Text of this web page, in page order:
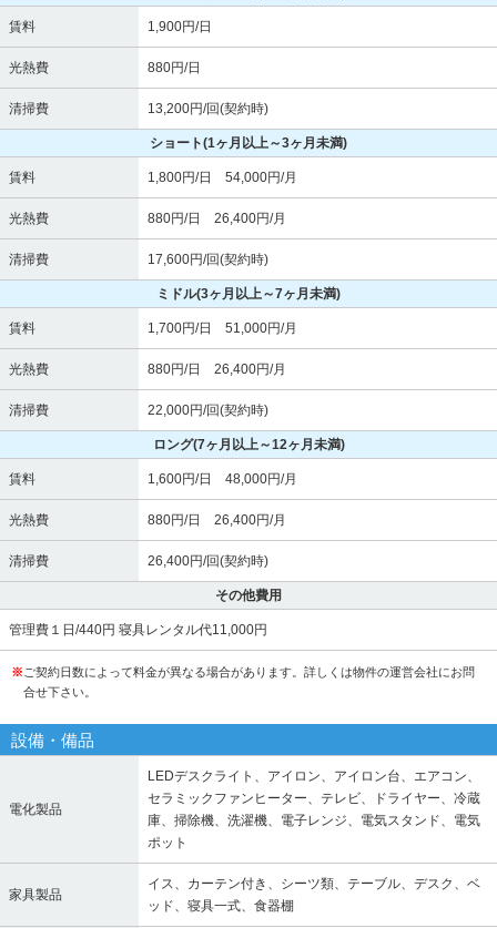
賃料 1,900円/日
光熱費 880円/日
清掃費 13,200円/回(契約時)
ショート(1ヶ月以上～3ヶ月未満)
賃料 1,800円/日 54,000円/月
光熱費 880円/日 26,400円/月
清掃費 17,600円/回(契約時)
ミドル(3ヶ月以上～7ヶ月未満)
賃料 1,700円/日 51,000円/月
光熱費 880円/日 26,400円/月
清掃費 22,000円/回(契約時)
ロング(7ヶ月以上～12ヶ月未満)
賃料 1,600円/日 48,000円/月
光熱費 880円/日 26,400円/月
清掃費 26,400円/回(契約時)
その他費用
管理費ㅤ１日/440円ㅤㅤ 寝具レンタル代ㅤ11,000円
※ ご契約日数によって料金が異なる場合があります。詳しくは物件の運営会社にお問
合せ下さい。
設備・備品
電化製品
LEDデスクライト、アイロン、アイロン台、エアコン、
セラミックファンヒーター、テレビ、ドライヤー、冷蔵
庫、掃除機、洗濯機、電子レンジ、電気スタンド、電気
ポット
家具製品
イス、カーテン付き、シーツ類、テーブル、デスク、ベ
ッド、寝具一式、食器棚